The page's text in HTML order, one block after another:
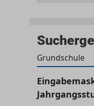
Grundschule